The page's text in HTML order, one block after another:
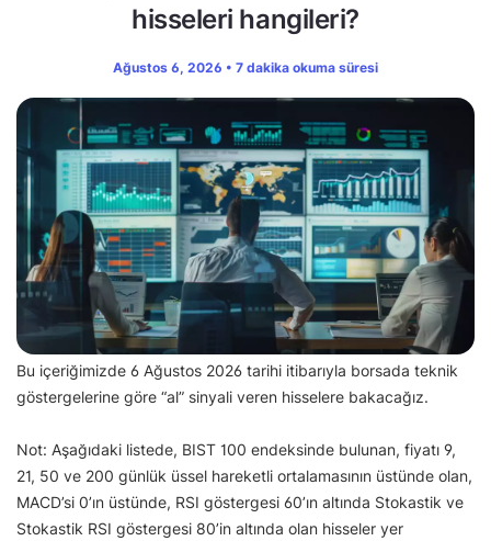
hisseleri hangileri?
Ağustos 6, 2026 • 7 dakika okuma süresi
Bu içeriğimizde 6 Ağustos 2026 tarihi itibarıyla borsada teknik
göstergelerine göre “al” sinyali veren hisselere bakacağız.
Not: Aşağıdaki listede, BIST 100 endeksinde bulunan, fiyatı 9,
21, 50 ve 200 günlük üssel hareketli ortalamasının üstünde olan,
MACD’si 0’ın üstünde, RSI göstergesi 60’ın altında Stokastik ve
Stokastik RSI göstergesi 80’in altında olan hisseler yer